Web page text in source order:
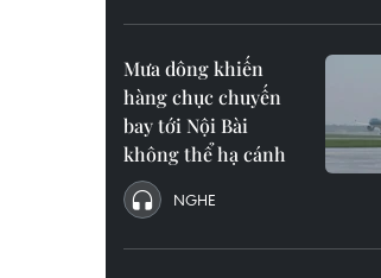
Mưa dông khiến
hàng chục chuyến
bay tới Nội Bài
không thể hạ cánh
NGHE